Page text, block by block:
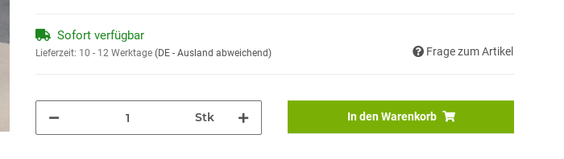
Sofort verfügbar
Lieferzeit: 10 - 12 Werktage (DE - Ausland abweichend) Frage zum Artikel
Stk In den Warenkorb